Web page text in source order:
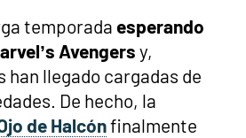
temporada esperando
Avengers y,
llegado cargadas de
De hecho, la
de Halcónfinalmente